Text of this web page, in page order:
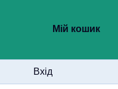
Мій кошик
Вхід